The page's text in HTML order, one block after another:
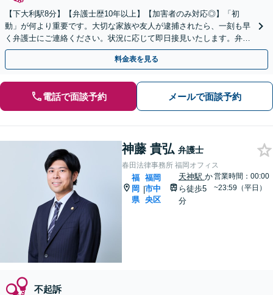
【下大利駅8分】【弁護士歴10年以上】【加害者のみ対応◎】「初
動」が何より重要です。大切な家族や友人が逮捕されたら、一刻も早
く弁護士にご連絡ください。状況に応じて即日接見いたします。弁護
士として、あなたの大切な家族を護ります。【電話相談可】
料金表を見る
電話で面談予約 メールで面談予約
神藤 貴弘 弁護士
春田法律事務所 福岡オフィス
福
岡
県
|
福岡
市中
央区
天神駅 か
ら徒歩5
分
営業時間：00:00
~23:59（平日）
不起訴